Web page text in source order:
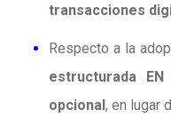
transacciones
Respecto a la
estructurada EN
opcional, en lugar